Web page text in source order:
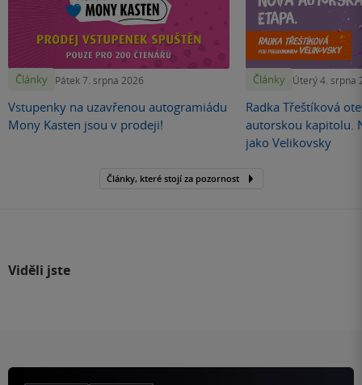
Články Pátek 7. srpna 2026
Vstupenky na uzavřenou autogramiádu
Mony Kasten jsou v prodeji!
Články Úterý 4. srpna
Radka Třeštíková
autorskou kapitolu.
jako Velikovsky
Články, které stojí za pozornost
Viděli jste